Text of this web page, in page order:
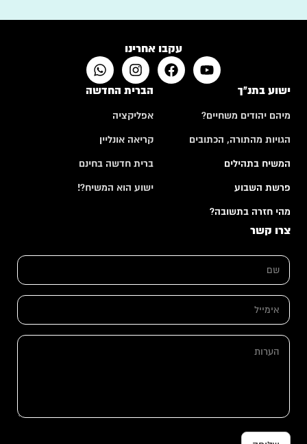
עקבו אחרינו
ישוע בתנ"ך
מיהם יהודים משחיים?
הגויות מהתורה, הכתובים
המשיח בתהילים
פרשת השבוע
מהי חזרה בתשובה?
הברית החדשה
אפליקציה
קריאה אונליין
ברית חדשה בחינם
ישוע הוא המשיח?!
צרו קשר
א
מ
י
ל
י
ש
*
א
מ
י
ה